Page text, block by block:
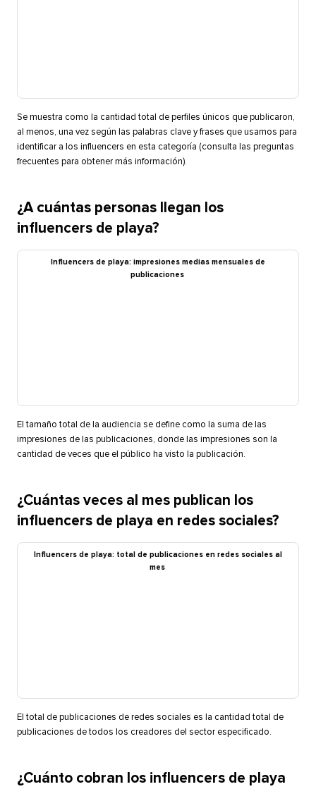
Se muestra como la cantidad total de perfiles únicos que publicaron,
al menos, una vez según las palabras clave y frases que usamos para
identificar a los influencers en esta categoría (consulta las preguntas
frecuentes para obtener más información).​​
¿A cuántas personas llegan los
influencers de playa?​​
Influencers de playa: impresiones medias mensuales de
publicaciones​​
El tamaño total de la audiencia se define como la suma de las
impresiones de las publicaciones, donde las impresiones son la
cantidad de veces que el público ha visto la publicación.​​
¿Cuántas veces al mes publican los
influencers de playa en redes sociales?​​
Influencers de playa: total de publicaciones en redes sociales al
mes​​
El total de publicaciones de redes sociales es la cantidad total de
publicaciones de todos los creadores del sector especificado.​​
¿Cuánto cobran los influencers de playa